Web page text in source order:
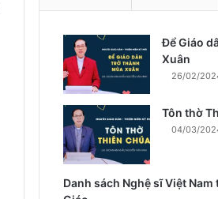
Để Giáo
Xuân
26/02/
Tôn thờ
04/03/
Danh sách Nghệ sĩ Việt